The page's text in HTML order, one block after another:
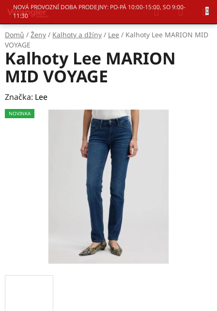
Přejít
obsah
NOVÁ PROVOZNÍ DOBA PRODEJNY: PO-PÁ 10:00-15:00, SO 9:00-
11:30
Hledat
KOŠÍK
Domů / Ženy / Kalhoty a džíny / Lee / Kalhoty Lee MARION MID
VOYAGE
Kalhoty Lee MARION
MID VOYAGE
Značka: Lee
NOVINKA